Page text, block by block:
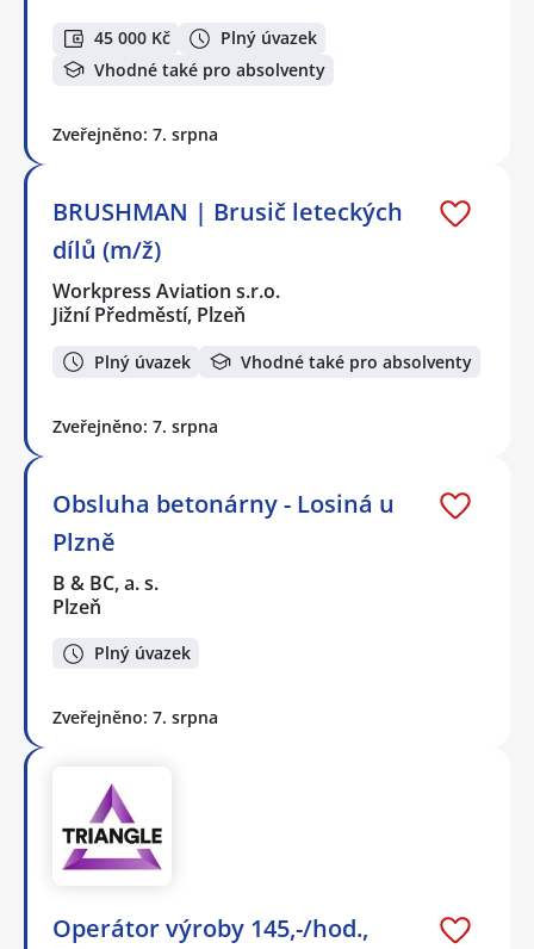
45 000 Kč
Plný úvazek
Vhodné také pro absolventy
Zveřejněno: 7. srpna
BRUSHMAN | Brusič leteckých
dílů (m/ž)
Workpress Aviation s.r.o.
Jižní Předměstí, Plzeň
Plný úvazek Vhodné také pro absolventy
Zveřejněno: 7. srpna
Obsluha betonárny - Losiná u
Plzně
B & BC, a. s.
Plzeň
Plný úvazek
Zveřejněno: 7. srpna
Operátor výroby 145,-/hod.,